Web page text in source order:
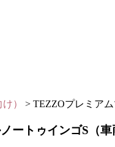
） > TEZZOプレミア
ートゥインゴS（